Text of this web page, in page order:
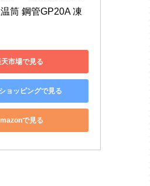
筒 鋼管GP20A 凍
市場で見る
ョッピングで見る
で見る